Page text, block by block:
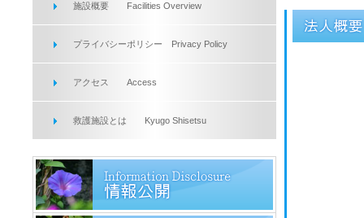
施設概要 Facilities Overview
プライバシーポリシー Privacy Policy
アクセス Access
救護施設とは Kyugo Shisetsu